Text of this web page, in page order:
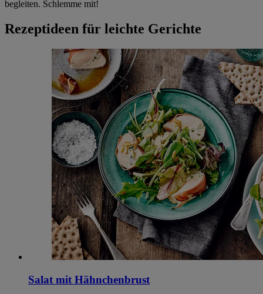
begleiten. Schlemme mit!
Rezeptideen für leichte Gerichte
Salat mit Hähnchenbrust